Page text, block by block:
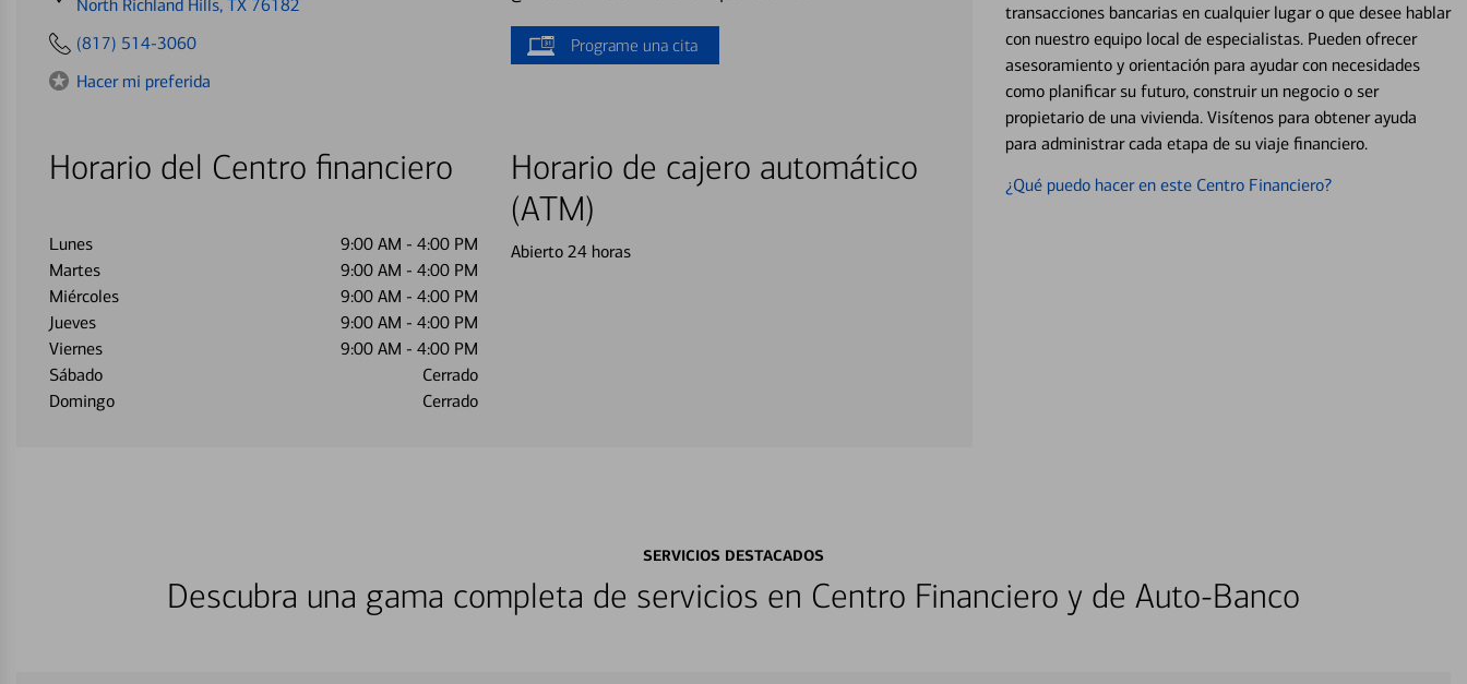
North Richland Hills, TX 76182
(817) 514-3060
Hacer mi preferida
Horario del Centro financiero
Lunes 9:00 AM - 4:00 PM
Martes
9:00 AM - 4:00 PM
Miércoles
9:00 AM - 4:00 PM
Jueves
9:00 AM - 4:00 PM
Viernes
9:00 AM - 4:00 PM
Sábado
Cerrado
Domingo
Cerrado
Programe una cita
Horario de cajero automático
(ATM)
Abierto 24 horas
transacciones bancarias en cualquier lugar o que desee hablar
con nuestro equipo local de especialistas. Pueden ofrecer
asesoramiento y orientación para ayudar con necesidades
como planificar su futuro, construir un negocio o ser
propietario de una vivienda. Visítenos para obtener ayuda
para administrar cada etapa de su viaje financiero.
¿Qué puedo hacer en este Centro Financiero?
SERVICIOS DESTACADOS
Descubra una gama completa de servicios en Centro Financiero y de Auto-Banco